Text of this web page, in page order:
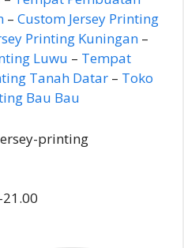
– Custom Jersey Printing
Printing Kuningan –
Luwu – Tempat
Tanah Datar – Toko
Bau Bau